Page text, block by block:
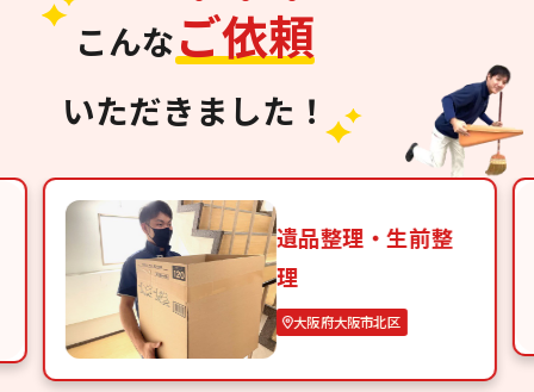
こんなご依頼
いただきました！
遺品整理・生前整
理
大阪府大阪市北区